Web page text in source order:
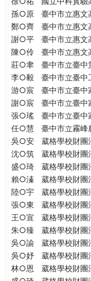
民。
WAGOR
TODAY
THE
WORLD
TOMORROW
PUTTING
YOU
ON
THE
PATH
GLOBAL
CITIZENSHIP
孫○原
臺中市立惠文
鄭○齊
臺中市立惠文
謝○平
臺中市立惠文
陳○伶
臺中市立惠文
莊○聿
臺中市立臺中
李○毅
臺中市立臺中
游○宸
臺中市立臺中
謝○宸
臺中市立臺中
張○瑤
臺中市立臺中
任○慧
臺中市立霧峰
吳○安
葳格學校財團
沈○筑
葳格學校財團
盛○琦
葳格學校財團
賴○溱
葳格學校財團
陸○宇
葳格學校財團
張○東
葳格學校財團
王○宣
葳格學校財團
朱○臻
葳格學校財團
吳○諭
葳格學校財團
吳○妤
葳格學校財團
林○恩
葳格學校財團